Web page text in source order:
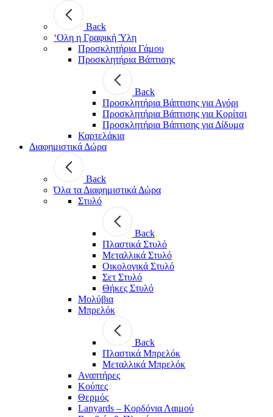
Back
‘Ολη η Γραφική Ύλη
Προσκλητήρια Γάμου
Προσκλητήρια Βάπτισης
Back
Προσκλητήρια Βάπτισης για Αγόρι
Προσκλητήρια Βάπτισης για Κορίτσι
Προσκλητήρια Βάπτισης για Δίδυμα
Καρτελάκια
Διαφημιστικά Δώρα
Back
Όλα τα Διαφημιστικά Δώρα
Στυλό
Back
Πλαστικά Στυλό
Μεταλλικά Στυλό
Οικολογικά Στυλό
Σετ Στυλό
Θήκες Στυλό
Μολύβια
Μπρελόκ
Back
Πλαστικά Μπρελόκ
Μεταλλικά Μπρελόκ
Αναπτήρες
Κούπες
Θερμός
Lanyards – Kορδόνια Λαιμού